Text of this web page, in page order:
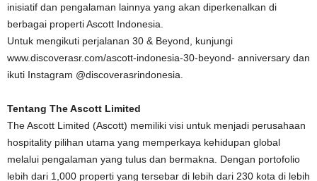
inisiatif dan pengalaman lainnya yang akan diperkenalkan di
berbagai properti Ascott Indonesia.
Untuk mengikuti perjalanan 30 & Beyond, kunjungi
www.discoverasr.com/ascott-indonesia-30-beyond- anniversary dan
ikuti Instagram @discoverasrindonesia.
Tentang The Ascott Limited
The Ascott Limited (Ascott) memiliki visi untuk menjadi perusahaan
hospitality pilihan utama yang memperkaya kehidupan global
melalui pengalaman yang tulus dan bermakna. Dengan portofolio
lebih dari 1,000 properti yang tersebar di lebih dari 230 kota di lebih